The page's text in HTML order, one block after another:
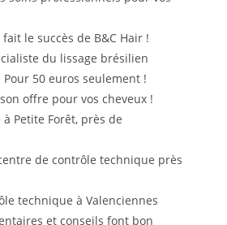
le succès de B&C Hair !
du lissage brésilien
Pour 50 euros seulement !
offre pour vos cheveux !
Petite Forêt, près de
de contrôle technique près
technique à Valenciennes
et conseils font bon